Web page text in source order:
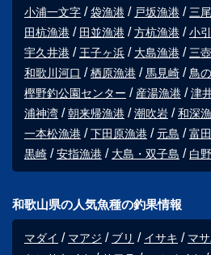
小浦一文字
袋漁港 戸坂漁港 三
田杭漁港
田並漁港 方杭漁港 小
宇久井港
王子ヶ浜 大島漁港 三
和歌川河口
栖原漁港 馬見崎
鳥
樫野釣公園センター
産湯漁港 津
浦神湾
朝来帰漁港 潮吹岩 和深
一本松漁港
下田原漁港 元島
富
黒崎
安指漁港 大島・双子島 白
和歌山県の人気魚種の釣果情報
マダイ マアジ ブリ イサキ マ